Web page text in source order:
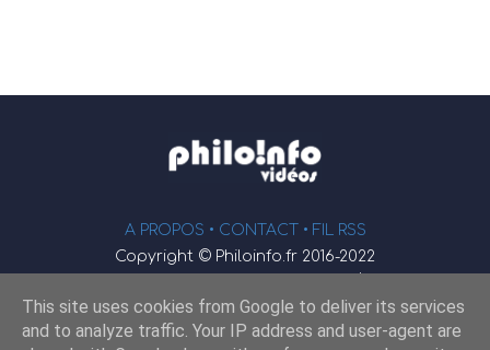
A PROPOS • CONTACT • FIL RSS
Copyright © Philoinfo.fr 2016-2022
φ
Webmaster : JEND
This site uses cookies from Google to deliver its services
and to analyze traffic. Your IP address and user-agent are